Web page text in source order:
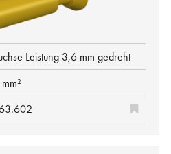
Leistung 3,6 mm gedreht